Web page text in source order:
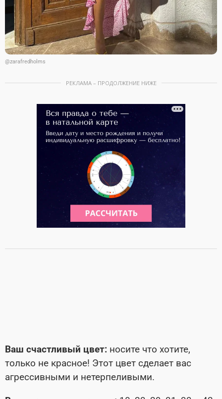
@zarafredholms
РЕКЛАМА – ПРОДОЛЖЕНИЕ НИЖЕ
Ваш счастливый цвет: носите что хотите,
только не красное! Этот цвет сделает вас
агрессивными и нетерпеливыми.